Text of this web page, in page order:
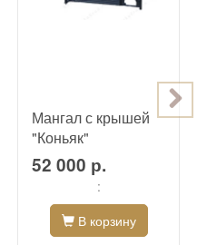
Мангал с крышей
"Коньяк"
52 000 р.
:
В корзину